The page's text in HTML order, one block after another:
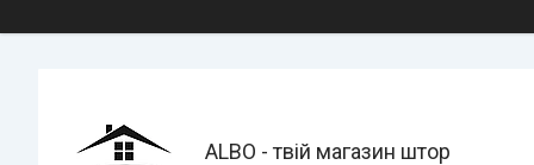
ALBO - твій магазин штор